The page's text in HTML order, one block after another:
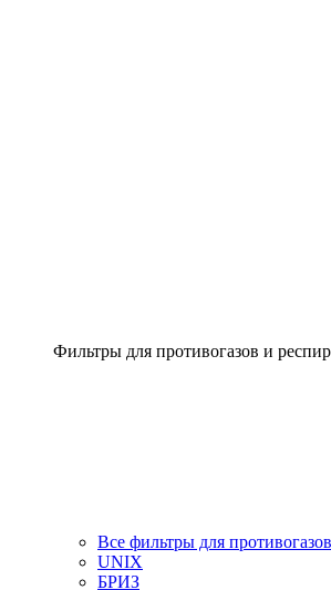
Фильтры для противогазов и
Все фильтры для
UNIX
БРИЗ